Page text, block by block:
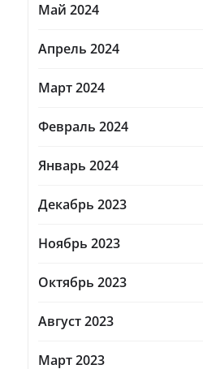
Май 2024
Апрель 2024
Март 2024
Февраль 2024
Январь 2024
Декабрь 2023
Ноябрь 2023
Октябрь 2023
Август 2023
Март 2023